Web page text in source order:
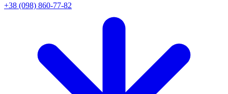
+38 (098) 860-77-82